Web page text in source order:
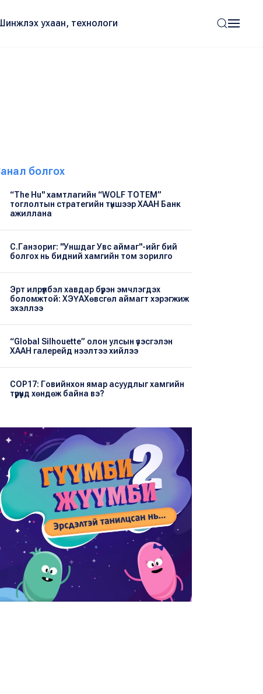
ухаан, технологи
болгох
“The Hu" хамтлагийн “WOLF TOTEM”
тоглолтын стратегийн түншээр ХААН Банк
ажиллана
С.Ганзориг: "Уншдаг Увс аймаг"-ийг бий
болгох нь бидний хамгийн том зорилго
Эрт илрүүлбэл хавдар бүрэн эмчлэгдэх
боломжтой: ХЭҮА​Хөвсгөл аймагт хэрэгжиж
эхэллээ
“Global Silhouette” олон улсын үзэсгэлэн
ХААН галерейд нээлтээ хийлээ
COP17: Говийнхон ямар асуудлыг хамгийн
түрүүнд хөндөж байна вэ?